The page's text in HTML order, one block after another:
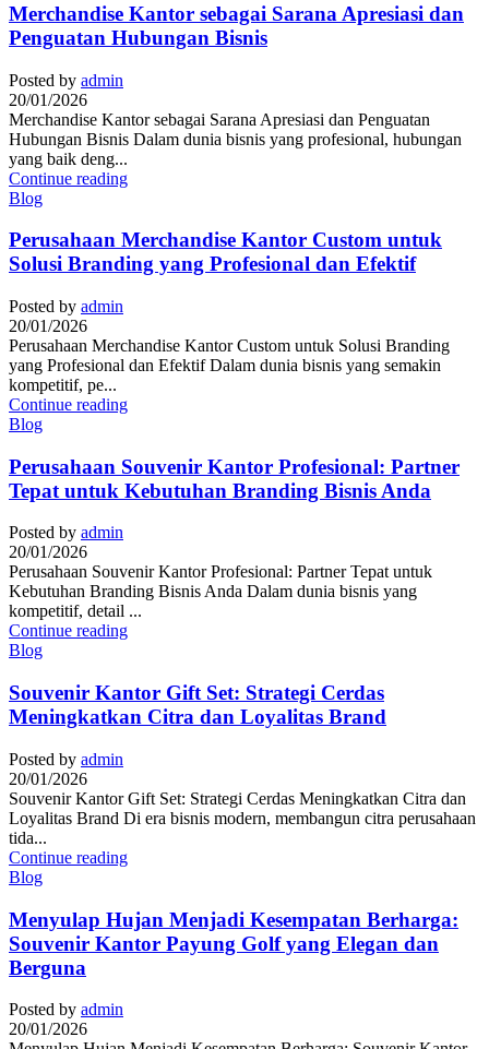
Merchandise Kantor sebagai Sarana Apresiasi dan
Penguatan Hubungan Bisnis
Posted by admin
20/01/2026
Merchandise Kantor sebagai Sarana Apresiasi dan Penguatan
Hubungan Bisnis Dalam dunia bisnis yang profesional, hubungan
yang baik deng...
Continue reading
Blog
Perusahaan Merchandise Kantor Custom untuk
Solusi Branding yang Profesional dan Efektif
Posted by admin
20/01/2026
Perusahaan Merchandise Kantor Custom untuk Solusi Branding
yang Profesional dan Efektif Dalam dunia bisnis yang semakin
kompetitif, pe...
Continue reading
Blog
Perusahaan Souvenir Kantor Profesional: Partner
Tepat untuk Kebutuhan Branding Bisnis Anda
Posted by admin
20/01/2026
Perusahaan Souvenir Kantor Profesional: Partner Tepat untuk
Kebutuhan Branding Bisnis Anda Dalam dunia bisnis yang
kompetitif, detail ...
Continue reading
Blog
Souvenir Kantor Gift Set: Strategi Cerdas
Meningkatkan Citra dan Loyalitas Brand
Posted by admin
20/01/2026
Souvenir Kantor Gift Set: Strategi Cerdas Meningkatkan Citra dan
Loyalitas Brand Di era bisnis modern, membangun citra perusahaan
tida...
Continue reading
Blog
Menyulap Hujan Menjadi Kesempatan Berharga:
Souvenir Kantor Payung Golf yang Elegan dan
Berguna
Posted by admin
20/01/2026